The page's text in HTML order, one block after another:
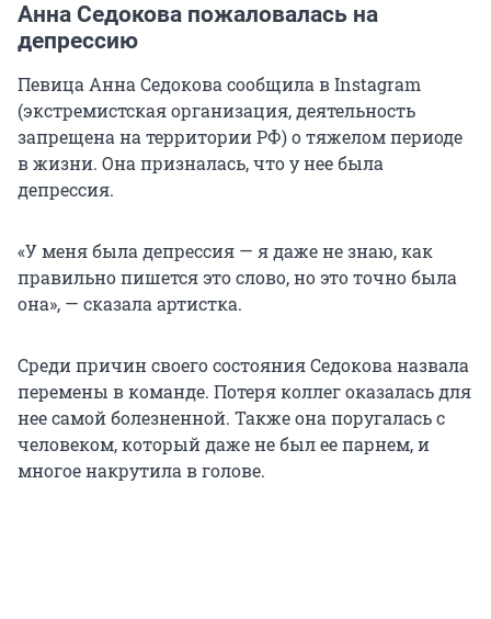
Анна Седокова пожаловалась на
депрессию
Певица Анна Седокова сообщила в Instagram
(экстремистская организация, деятельность
запрещена на территории РФ) о тяжелом периоде
в жизни. Она призналась, что у нее была
депрессия.
«У меня была депрессия — я даже не знаю, как
правильно пишется это слово, но это точно была
она», — сказала артистка.
Среди причин своего состояния Седокова назвала
перемены в команде. Потеря коллег оказалась для
нее самой болезненной. Также она поругалась с
человеком, который даже не был ее парнем, и
многое накрутила в голове.